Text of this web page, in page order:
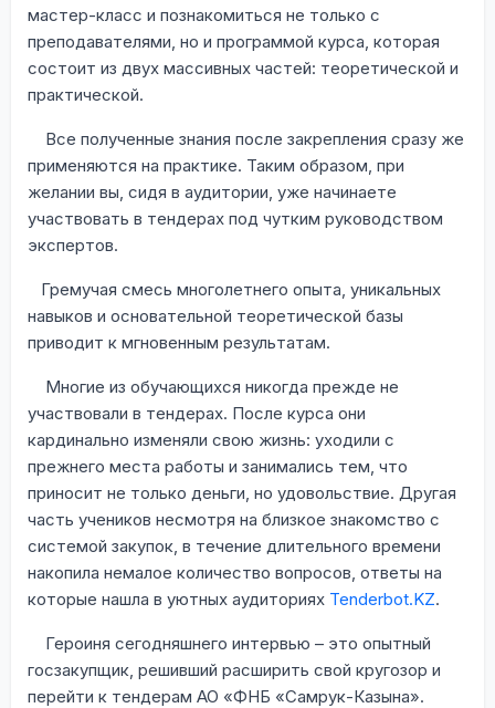
мастер-класс и познакомиться не только с
преподавателями, но и программой курса, которая
состоит из двух массивных частей: теоретической и
практической.
Все полученные знания после закрепления сразу же
применяются на практике. Таким образом, при
желании вы, сидя в аудитории, уже начинаете
участвовать в тендерах под чутким руководством
экспертов.
Гремучая смесь многолетнего опыта, уникальных
навыков и основательной теоретической базы
приводит к мгновенным результатам.
Многие из обучающихся никогда прежде не
участвовали в тендерах. После курса они
кардинально изменяли свою жизнь: уходили с
прежнего места работы и занимались тем, что
приносит не только деньги, но удовольствие. Другая
часть учеников несмотря на близкое знакомство с
системой закупок, в течение длительного времени
накопила немалое количество вопросов, ответы на
которые нашла в уютных аудиториях Tenderbot.KZ.
Героиня сегодняшнего интервью – это опытный
госзакупщик, решивший расширить свой кругозор и
перейти к тендерам АО «ФНБ «Самрук-Казына».